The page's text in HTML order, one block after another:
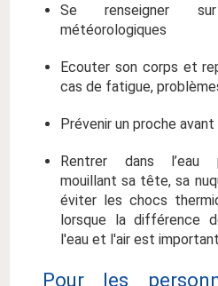
Se renseigner
météorologiques
Ecouter son corps et
cas de fatigue,
Prévenir un proche
Rentrer dans l’eau
mouillant sa tête, sa
éviter les chocs
lorsque la différence
l'eau et l'air est
Pour les